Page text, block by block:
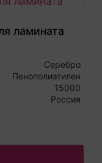
ламината
Серебро
Пенополиэтилен
15000
Россия